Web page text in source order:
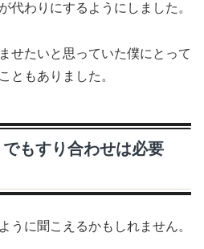
代わりにするようにしました。
せたいと思っていた僕にとって
ともありました。
もすり合わせは必要
うに聞こえるかもしれません。